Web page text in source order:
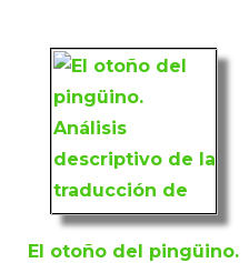
El otoño del pingüino.